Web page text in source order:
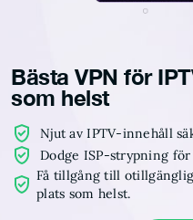
Bästa VPN för
som helst
Njut av IPTV-innehåll
Dodge ISP-strypning
Få tillgång till
plats som helst.